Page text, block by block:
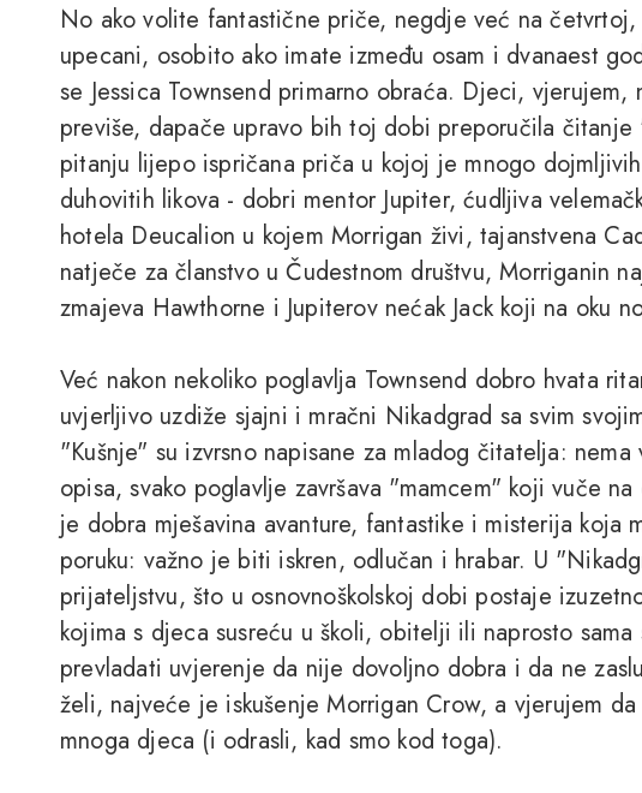
No ako volite fantastične priče, negdje već na
upecani, osobito ako imate između osam i dvanaest
se Jessica Townsend primarno obraća. Djeci,
previše, dapače upravo bih toj dobi preporučila
pitanju lijepo ispričana priča u kojoj je mnogo
duhovitih likova - dobri mentor Jupiter, ćudljiva
hotela Deucalion u kojem Morrigan živi, tajanstvena
natječe za članstvo u Čudestnom društvu, Morriganin
zmajeva Hawthorne i Jupiterov nećak Jack koji na oku
Već nakon nekoliko poglavlja Townsend dobro hvata
uvjerljivo uzdiže sjajni i mračni Nikadgrad sa svim
"Kušnje" su izvrsno napisane za mladog čitatelja:
opisa, svako poglavlje završava "mamcem" koji vuče
je dobra mješavina avanture, fantastike i misterija koja
poruku: važno je biti iskren, odlučan i hrabar. U
prijateljstvu, što u osnovnoškolskoj dobi postaje
kojima s djeca susreću u školi, obitelji ili naprosto
prevladati uvjerenje da nije dovoljno dobra i da ne
želi, najveće je iskušenje Morrigan Crow, a vjerujem
mnoga djeca (i odrasli, kad smo kod toga).